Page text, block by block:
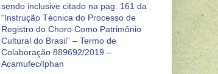
sendo inclusive citado na pag. 161 da
“Instrução Técnica do Processo de
Registro do Choro Como Patrimônio
Cultural do Brasil” – Termo de
Colaboração 889692/2019 –
Acamufec/Iphan